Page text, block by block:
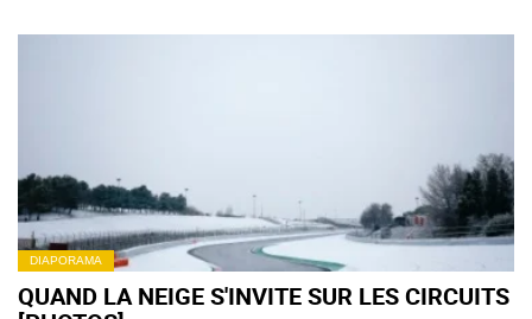
DIAPORAMA
QUAND LA NEIGE S'INVITE SUR LES CIRCUITS